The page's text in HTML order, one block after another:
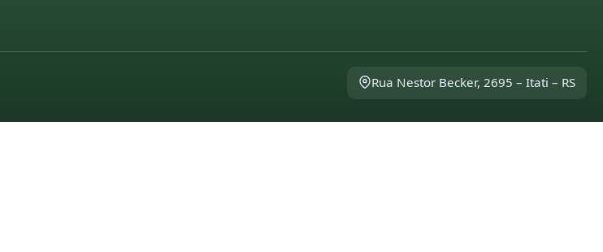
Rua Nestor Becker, 2695 – Itati – RS